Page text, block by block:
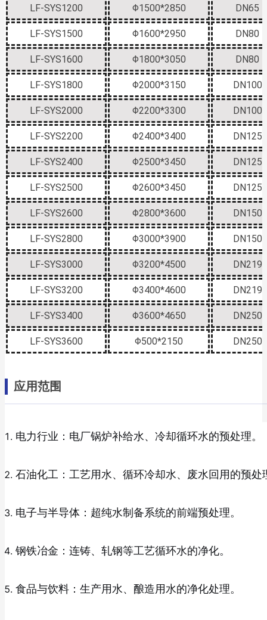
LF-SYS1200 Φ1500*2850 DN65
LF-SYS1500 Φ1600*2950 DN80
LF-SYS1600 Φ1800*3050 DN80
LF-SYS1800 Φ2000*3150 DN100
LF-SYS2000 Φ2200*3300 DN100
LF-SYS2200 Φ2400*3400 DN125
LF-SYS2400 Φ2500*3450 DN125
LF-SYS2500 Φ2600*3450 DN125
LF-SYS2600 Φ2800*3600 DN150
LF-SYS2800 Φ3000*3900 DN150
LF-SYS3000 Φ3200*4500 DN219
LF-SYS3200 Φ3400*4600 DN219
LF-SYS3400 Φ3600*4650 DN250
LF-SYS3600 Φ500*2150 DN250
应用范围
电力行业：电厂锅炉补给水、冷却循环水的预处理。
石油化工：工艺用水、循环冷却水、废水回用的预处
电子与半导体：超纯水制备系统的前端预处理。
钢铁冶金：连铸、轧钢等工艺循环水的净化。
食品与饮料：生产用水、酿造用水的净化处理。